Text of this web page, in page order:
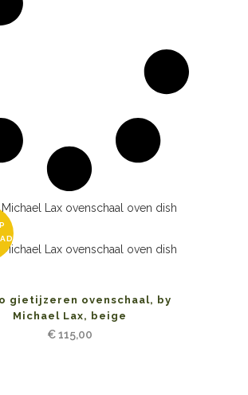
gietijzeren ovenschaal, by
Michael Lax, beige
€115,00